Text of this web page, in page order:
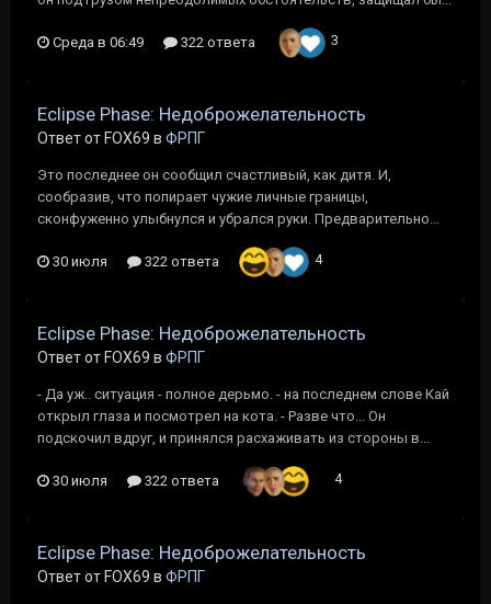
Среда в 06:49 322 ответа 3
Eclipse Phase: Недоброжелательность
Ответ от FOX69 в ФРПГ
Это последнее он сообщил счастливый, как дитя. И,
сообразив, что попирает чужие личные границы,
сконфуженно улыбнулся и убрался руки. Предварительно...
30 июля 322 ответа 4
Eclipse Phase: Недоброжелательность
Ответ от FOX69 в ФРПГ
- Да уж.. ситуация - полное дерьмо. - на последнем слове Кай
открыл глаза и посмотрел на кота. - Разве что... Он
подскочил вдруг, и принялся расхаживать из стороны в...
30 июля 322 ответа 4
Eclipse Phase: Недоброжелательность
Ответ от FOX69 в ФРПГ